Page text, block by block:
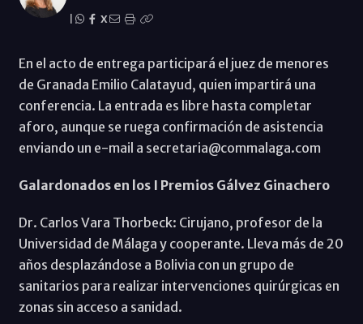
X
En el acto de entrega participará el juez de menores
de Granada Emilio Calatayud, quien impartirá una
conferencia. La entrada es libre hasta completar
aforo, aunque se ruega confirmación de asistencia
enviando un e-mail a secretaria@commalaga.com
Galardonados en los I Premios Gálvez Ginachero
Dr. Carlos Vara Thorbeck: Cirujano, profesor de la
Universidad de Málaga y cooperante. Lleva más de 20
años desplazándose a Bolivia con un grupo de
sanitarios para realizar intervenciones quirúrgicas en
zonas sin acceso a sanidad.